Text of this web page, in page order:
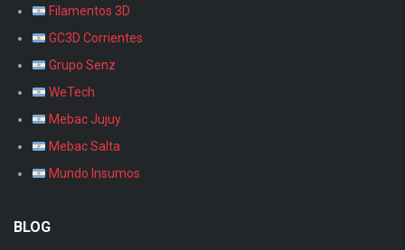
Filamentos 3D
GC3D Corrientes
Grupo Senz
WeTech
Mebac Jujuy
Mebac Salta
Mundo Insumos
BLOG